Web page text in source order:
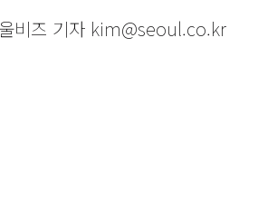
비즈 기자 kim@seoul.co.kr